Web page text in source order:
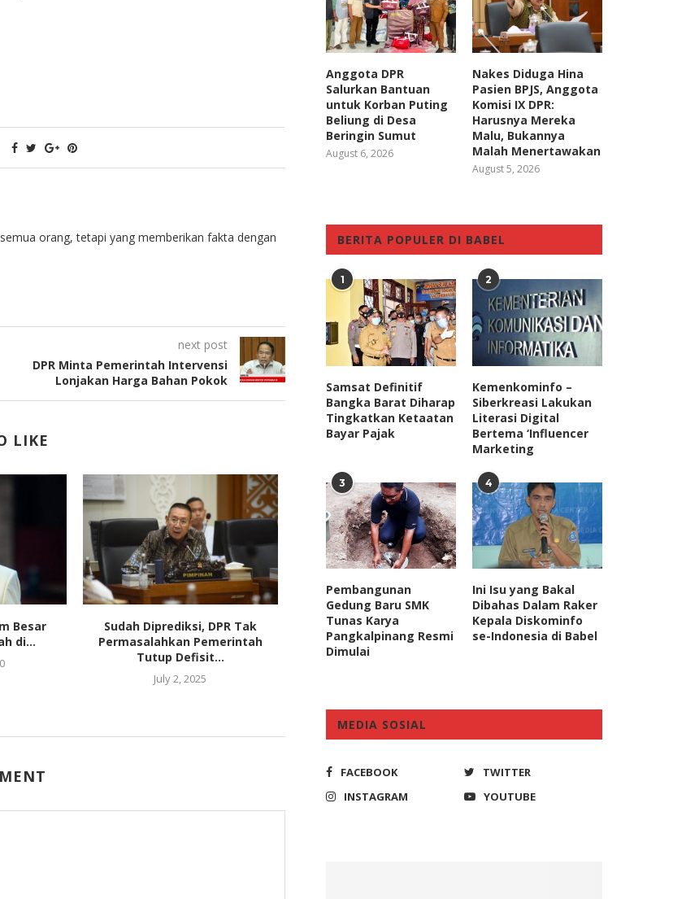
orang, tetapi yang memberikan fakta dengan
next post
DPR Minta Pemerintah Intervensi
Lonjakan Harga Bahan Pokok
LIKE
Besar
di...
Sudah Diprediksi, DPR Tak
Permasalahkan Pemerintah
Tutup Defisit...
July 2, 2025
Pastikan Validitas Transaksi
Mencurigakan Rp300 Triliun di
Kemenkeu,...
Wakil Ketua Komisi V:
Keadilan dan
Anggota DPR
Salurkan Bantuan
untuk Korban Puting
Beliung di Desa
Beringin Sumut
August 6, 2026
Nakes Diduga Hina
Pasien BPJS, Anggota
Komisi IX DPR:
Harusnya Mereka
Malu, Bukannya
Malah Menertawakan
August 5, 2026
BERITA POPULER DI BABEL
1
Samsat Definitif
Bangka Barat Diharap
Tingkatkan Ketaatan
Bayar Pajak
2
Kemenkominfo –
Siberkreasi Lakukan
Literasi Digital
Bertema ‘Influencer
Marketing
3
Pembangunan
Gedung Baru SMK
Tunas Karya
Pangkalpinang Resmi
Dimulai
4
Ini Isu yang Bakal
Dibahas Dalam Raker
Kepala Diskominfo
se-Indonesia di Babel
MEDIA SOSIAL
FACEBOOK
TWITTER
INSTAGRAM
YOUTUBE